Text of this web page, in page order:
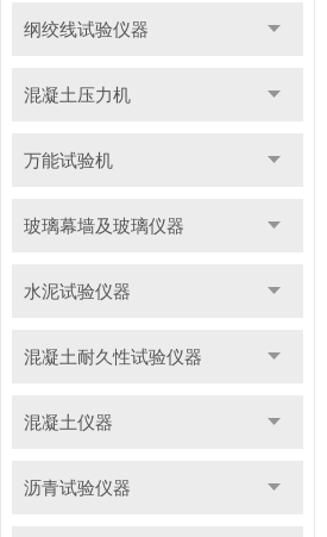
纲绞线试验仪器
混凝土压力机
万能试验机
玻璃幕墙及玻璃仪器
水泥试验仪器
混凝土耐久性试验仪器
混凝土仪器
沥青试验仪器